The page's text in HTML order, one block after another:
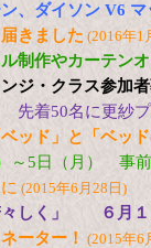
、ダイソン V6
きました (2016年1
制作やカーテン
ジ・クラス参加
着50名に更紗プ
ッド」と「ベッ
～5日（月） 事
(2015年6月28日)
々しく」 ６月１
ーター！ (2015年6